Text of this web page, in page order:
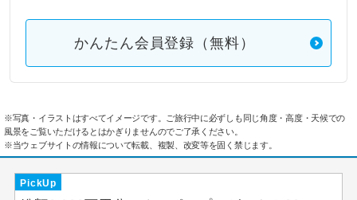
かんたん会員登録（無料）
※写真・イラストはすべてイメージです。ご旅行中に必ずしも同じ角度・高度・天候での
風景をご覧いただけるとはかぎりませんのでご了承ください。
※当ウェブサイトの情報について転載、複製、改変等を固く禁じます。
PickUp